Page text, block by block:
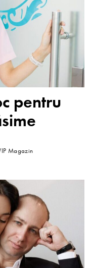
pentru
Magazin